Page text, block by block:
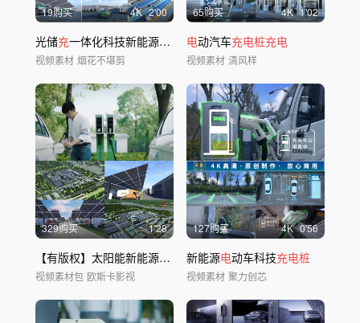
19购买 4K 2'00
光储充一体化科技新能源汽车 充电站充电桩
视频素材 烟花不堪剪
65购买 4K 1'02
电动汽车充电桩充电
视频素材 清风样
329购买 1'28
【有版权】太阳能新能源汽车 充电桩
视频素材包 欧斯卡影视
127购买 4K 0'56
新能源电动车科技充电桩
视频素材 聚力创芯